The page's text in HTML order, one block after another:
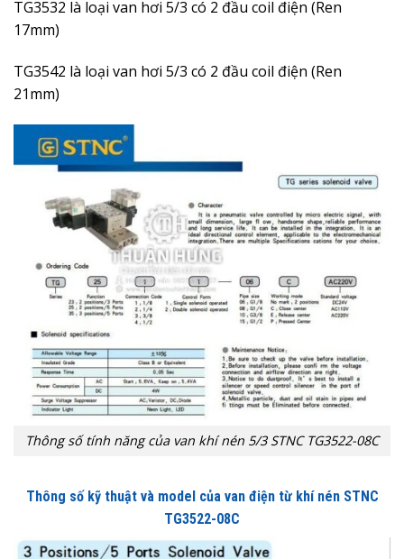
TG3532 là loại van hơi 5/3 có 2 đầu coil điện (Ren
17mm)
TG3542 là loại van hơi 5/3 có 2 đầu coil điện (Ren
21mm)
Thông số tính năng của van khí nén 5/3 STNC TG3522-08C
Thông số kỹ thuật và model của van điện từ khí nén STNC
TG3522-08C